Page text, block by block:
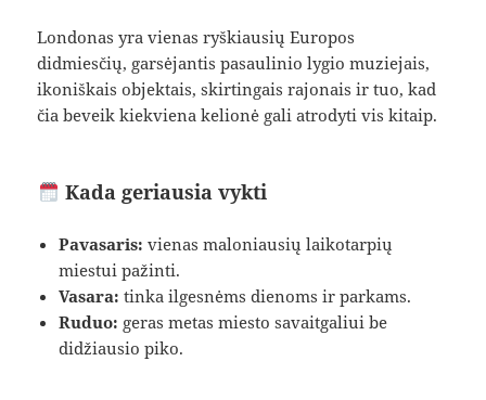
Londonas yra vienas ryškiausių Europos
didmiesčių, garsėjantis pasaulinio lygio muziejais,
ikoniškais objektais, skirtingais rajonais ir tuo, kad
čia beveik kiekviena kelionė gali atrodyti vis kitaip.
Kada geriausia vykti
Pavasaris: vienas maloniausių laikotarpių
miestui pažinti.
Vasara: tinka ilgesnėms dienoms ir parkams.
Ruduo: geras metas miesto savaitgaliui be
didžiausio piko.